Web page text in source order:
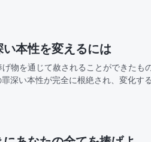
本性を変えるには
物を通じて赦されることができたも
深い本性が完全に根絶され、変化す